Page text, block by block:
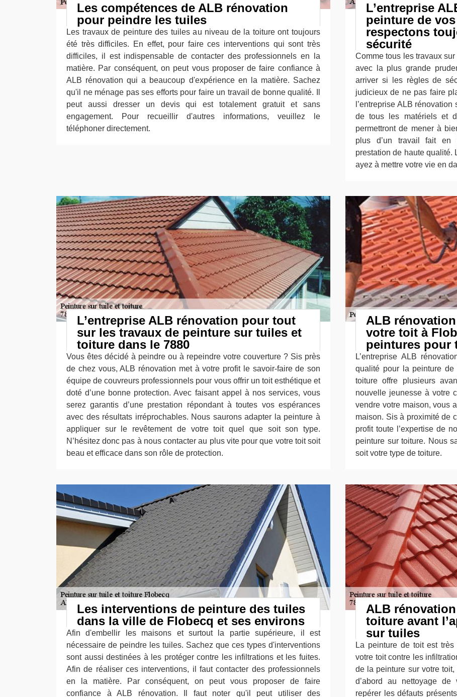
Les compétences de ALB rénovation
pour peindre les tuiles
Les travaux de peinture des tuiles au niveau de la toiture ont toujours
été très difficiles. En effet, pour faire ces interventions qui sont très
difficiles, il est indispensable de contacter des professionnels en la
matière. Par conséquent, on peut vous proposer de faire confiance à
ALB rénovation qui a beaucoup d'expérience en la matière. Sachez
qu'il ne ménage pas ses efforts pour faire un travail de bonne qualité. Il
peut aussi dresser un devis qui est totalement gratuit et sans
engagement. Pour recueillir d'autres informations, veuillez le
téléphoner directement.
L’entreprise
peinture de
respectons
sécurité
Comme tous les travaux
avec la plus grande
arriver si les règles de
judicieux de ne pas faire
l’entreprise ALB
de tous les matériels et
permettront de mener à
plus d’un travail fait en
prestation de haute qualité.
ayez à mettre votre vie en
L’entreprise ALB rénovation pour tout
sur les travaux de peinture sur tuiles et
toiture dans le 7880
Vous êtes décidé à peindre ou à repeindre votre couverture ? Sis près
de chez vous, ALB rénovation met à votre profit le savoir-faire de son
équipe de couvreurs professionnels pour vous offrir un toit esthétique et
doté d’une bonne protection. Avec faisant appel à nos services, vous
serez garantis d’une prestation répondant à toutes vos espérances
avec des résultats irréprochables. Nous saurons adapter la peinture à
appliquer sur le revêtement de votre toit quel que soit son type.
N’hésitez donc pas à nous contacter au plus vite pour que votre toit soit
beau et efficace dans son rôle de protection.
ALB
votre toit à
peintures pour
L’entreprise ALB
qualité pour la peinture de
toiture offre plusieurs
nouvelle jeunesse à votre
vendre votre maison, vous
maison. Sis à proximité de
profit toute l’expertise de
peinture sur toiture. Nous
soit votre type de toiture.
Les interventions de peinture des tuiles
dans la ville de Flobecq et ses environs
Afin d'embellir les maisons et surtout la partie supérieure, il est
nécessaire de peindre les tuiles. Sachez que ces types d'interventions
sont aussi destinées à les protéger contre les infiltrations et les fuites.
Afin de réaliser ces interventions, il faut contacter des professionnels
en la matière. Par conséquent, on peut vous proposer de faire
confiance à ALB rénovation. Il faut noter qu'il peut utiliser des
ALB
toiture avant
sur tuiles
La peinture de toit est
votre toit contre les
de la peinture sur votre toit,
d’abord au nettoyage de
repérer les défauts